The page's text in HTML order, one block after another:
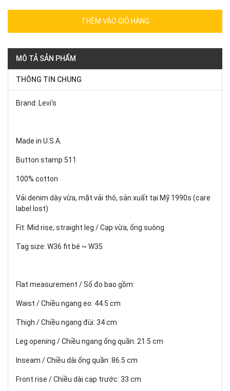
THÊM VÀO GIỎ HÀNG
MÔ TẢ SẢN PHẨM
THÔNG TIN CHUNG
Brand: Levi's
Made in U.S.A.
Button stamp 511
100% cotton
Vải denim dày vừa, mặt vải thô, sản xuất tại Mỹ 1990s (care
label lost)
Fit: Mid rise, straight leg / Cạp vừa, ống suông
Tag size: W36 fit bé ~ W35
Flat measurement / Số đo bao gồm:
Waist / Chiều ngang eo: 44.5 cm
Thigh / Chiều ngang đùi: 34 cm
Leg opening / Chiều ngang ống quần: 21.5 cm
Inseam / Chiều dài ống quần: 86.5 cm
Front rise / Chiều dài cạp trước: 33 cm